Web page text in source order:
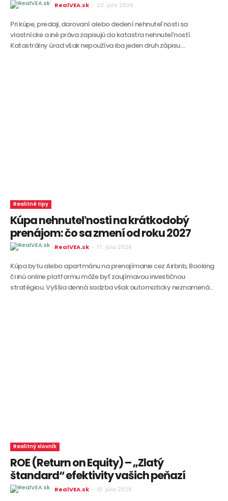
RealVEA.sk - 22. júla 2026
Pri kúpe, predaji, darovaní alebo dedení nehnuteľnosti sa
vlastnícke a iné práva zapisujú do katastra nehnuteľností.
Katastrálny úrad však nepoužíva iba jeden druh zápisu....
Realitné tipy
Kúpa nehnuteľnosti na krátkodobý
prenájom: čo sa zmení od roku 2027
RealVEA.sk - 17. júla 2026
Kúpa bytu alebo apartmánu na prenajímanie cez Airbnb, Booking
či inú online platformu môže byť zaujímavou investičnou
stratégiou. Vyššia denná sadzba však automaticky neznamená...
Realitný slovník
ROE (Return on Equity) – „Zlatý
štandard“ efektivity vašich peňazí
RealVEA.sk - 10. júla 2026